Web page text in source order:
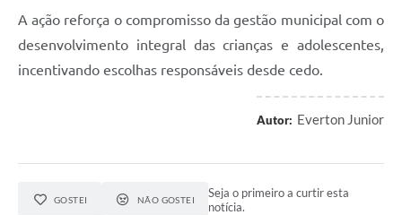
A ação reforça o compromisso da gestão municipal com o
desenvolvimento integral das crianças e adolescentes,
incentivando escolhas responsáveis desde cedo.
Autor: Everton Junior
GOSTEI NÃO GOSTEI
Seja o primeiro a curtir esta
notícia.